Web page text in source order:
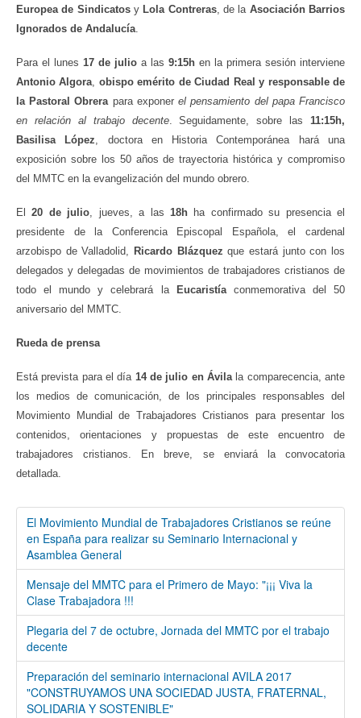
Europea de Sindicatosy Lola Contreras, de la Asociación Barrios
Ignorados de Andalucía.
Para el lunes 17 de julio a las 9:15h en la primera sesión interviene
Antonio Algora, obispo emérito de Ciudad Real y responsable de
la Pastoral Obrerapara exponerel pensamiento del papa Francisco
en relación al trabajo decente. Seguidamente, sobre las 11:15h,
Basilisa López, doctora en Historia Contemporánea hará una
exposición sobre los 50 años de trayectoria histórica y compromiso
del MMTC en la evangelización del mundo obrero.
El20 de julio, jueves, a las 18hha confirmado su presencia el
presidente de la Conferencia Episcopal Española, el cardenal
arzobispo de Valladolid, Ricardo Blázquez que estará junto con los
delegados y delegadas de movimientos de trabajadores cristianos de
todo el mundo y celebrará la
Eucaristíaconmemorativa del 50
aniversario del MMTC.
Rueda de prensa
Está prevista para el día 14 de julio en Ávilala comparecencia, ante
los medios de comunicación, de los principales responsables del
Movimiento Mundial de Trabajadores Cristianos para presentar los
contenidos, orientaciones y propuestas de este encuentro de
trabajadores cristianos. En breve, se enviará la convocatoria
detallada.
El Movimiento Mundial de Trabajadores Cristianos se reúne
en España para realizar su Seminario Internacional y
Asamblea General
Mensaje del MMTC para el Primero de Mayo: "¡¡¡ Viva la
Clase Trabajadora !!!
Plegaria del 7 de octubre, Jornada del MMTC por el trabajo
decente
Preparación del seminario internacional AVILA 2017
"CONSTRUYAMOS UNA SOCIEDAD JUSTA, FRATERNAL,
SOLIDARIA Y SOSTENIBLE"